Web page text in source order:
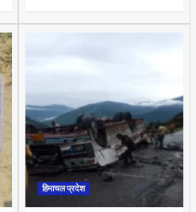
हिमाचल प्रदेश